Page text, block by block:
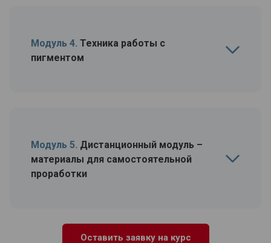
Модуль 4. Техника работы с
пигментом
Модуль 5. Дистанционный модуль –
материалы для самостоятельной
проработки
Оставить заявку на курс